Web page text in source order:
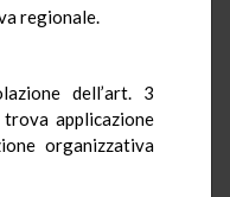
regionale.
dell’art. 3
applicazione
organizzativa